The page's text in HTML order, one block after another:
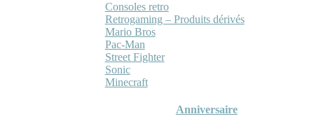
Consoles retro
Retrogaming – Produits dérivés
Mario Bros
Pac-Man
Street Fighter
Sonic
Minecraft
Anniversaire